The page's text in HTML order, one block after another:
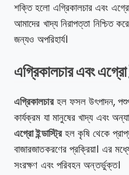
শক্তি হলো এগ্রিকালচার এবং
আমাদের খাদ্য নিরাপত্তা নিশ্চিত
জন্যও অপরিহার্য।
এগ্রিকালচার এবং এগ্রো
এগ্রিকালচারহল ফসল উৎপাদন,
কার্যক্রম যা মানুষের খাদ্য এবং
এগ্রো ইন্ডাস্ট্রিহল কৃষি থেকে
বাজারজাতকরণের প্রক্রিয়া। এর
সংরক্ষণ এবং পরিবহন অন্তর্ভুক্ত।